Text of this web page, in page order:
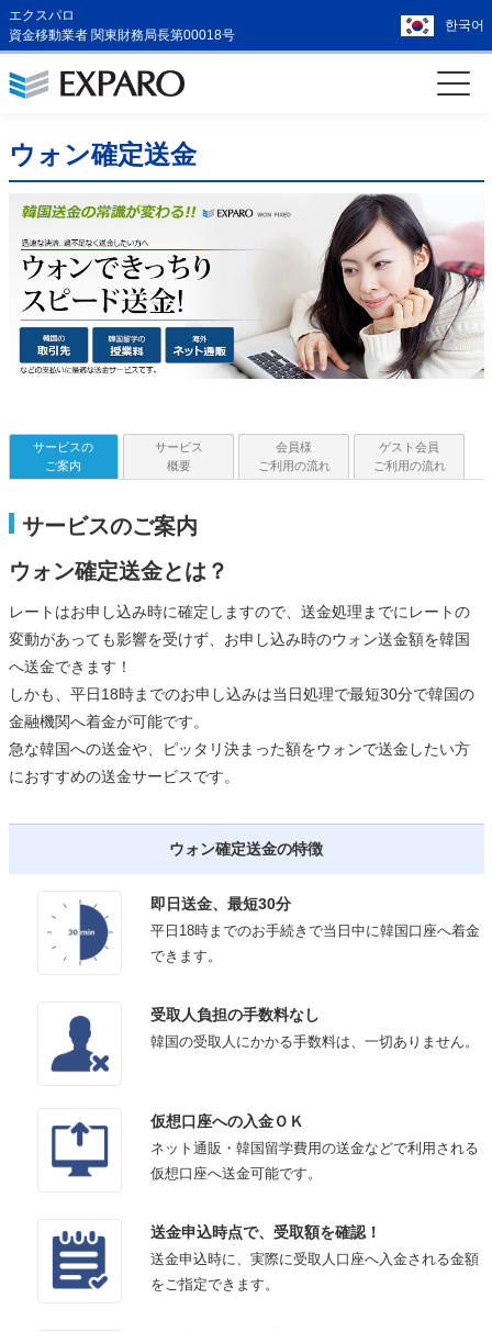
エクスパロ
資金移動業者 関東財務局長第00018号
한국어
ウォン確定送金
サービスの
ご案内
サービス
概要
会員様
ご利用の流れ
ゲスト会員
ご利用の流れ
サービスのご案内
ウォン確定送金とは？
レートはお申し込み時に確定しますので、送金処理までにレートの
変動があっても影響を受けず、お申し込み時のウォン送金額を韓国
へ送金できます！
しかも、平日18時までのお申し込みは当日処理で最短30分で韓国の
金融機関へ着金が可能です。
急な韓国への送金や、ピッタリ決まった額をウォンで送金したい方
におすすめの送金サービスです。
ウォン確定送金の特徴
即日送金、最短30分
平日18時までのお手続きで当日中に韓国口座へ着金
できます。
受取人負担の手数料なし
韓国の受取人にかかる手数料は、一切ありません。
仮想口座への入金ＯＫ
ネット通販・韓国留学費用の送金などで利用される
仮想口座へ送金可能です。
送金申込時点で、受取額を確認！
送金申込時に、実際に受取人口座へ入金される金額
をご指定できます。